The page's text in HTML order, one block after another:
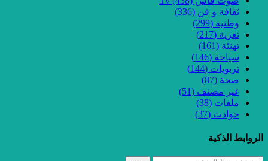
ثقافة و فن (336)
وطنية (299)
تعزية (217)
تهنئة (161)
سياحة (146)
تربويات (144)
صحة (87)
غير مصنف (51)
ملفات (38)
حوادث (37)
الروابط الذكية